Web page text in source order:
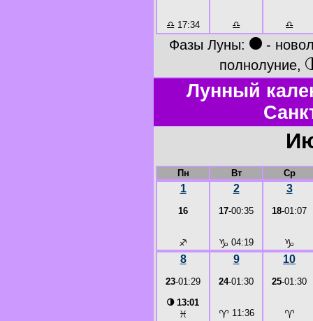
♎ 17:34 ♎ ♎
Фазы Луны: ● -
полнолуние,
Лунный
Пн Вт Ср
1
16
♐
2
17-00:35
♑ 04:19
3
18-01:07
♑
8
23-01:29
◑13:01
♓
9
24-01:30
♈ 11:36
10
25-01:30
♈